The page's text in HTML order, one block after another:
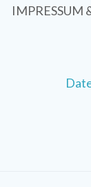
IMPRESSUM